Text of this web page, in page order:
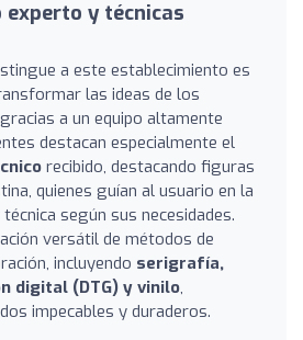
y técnicas
a este establecimiento es
las ideas de los
a un equipo altamente
destacan especialmente el
recibido, destacando figuras
quienes guían al usuario en la
según sus necesidades.
versátil de métodos de
incluyendo serigrafía,
digital (DTG) y vinilo,
impecables y duraderos.